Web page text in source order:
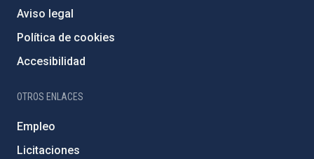
Aviso legal
Política de cookies
Accesibilidad
OTROS ENLACES
Empleo
Licitaciones